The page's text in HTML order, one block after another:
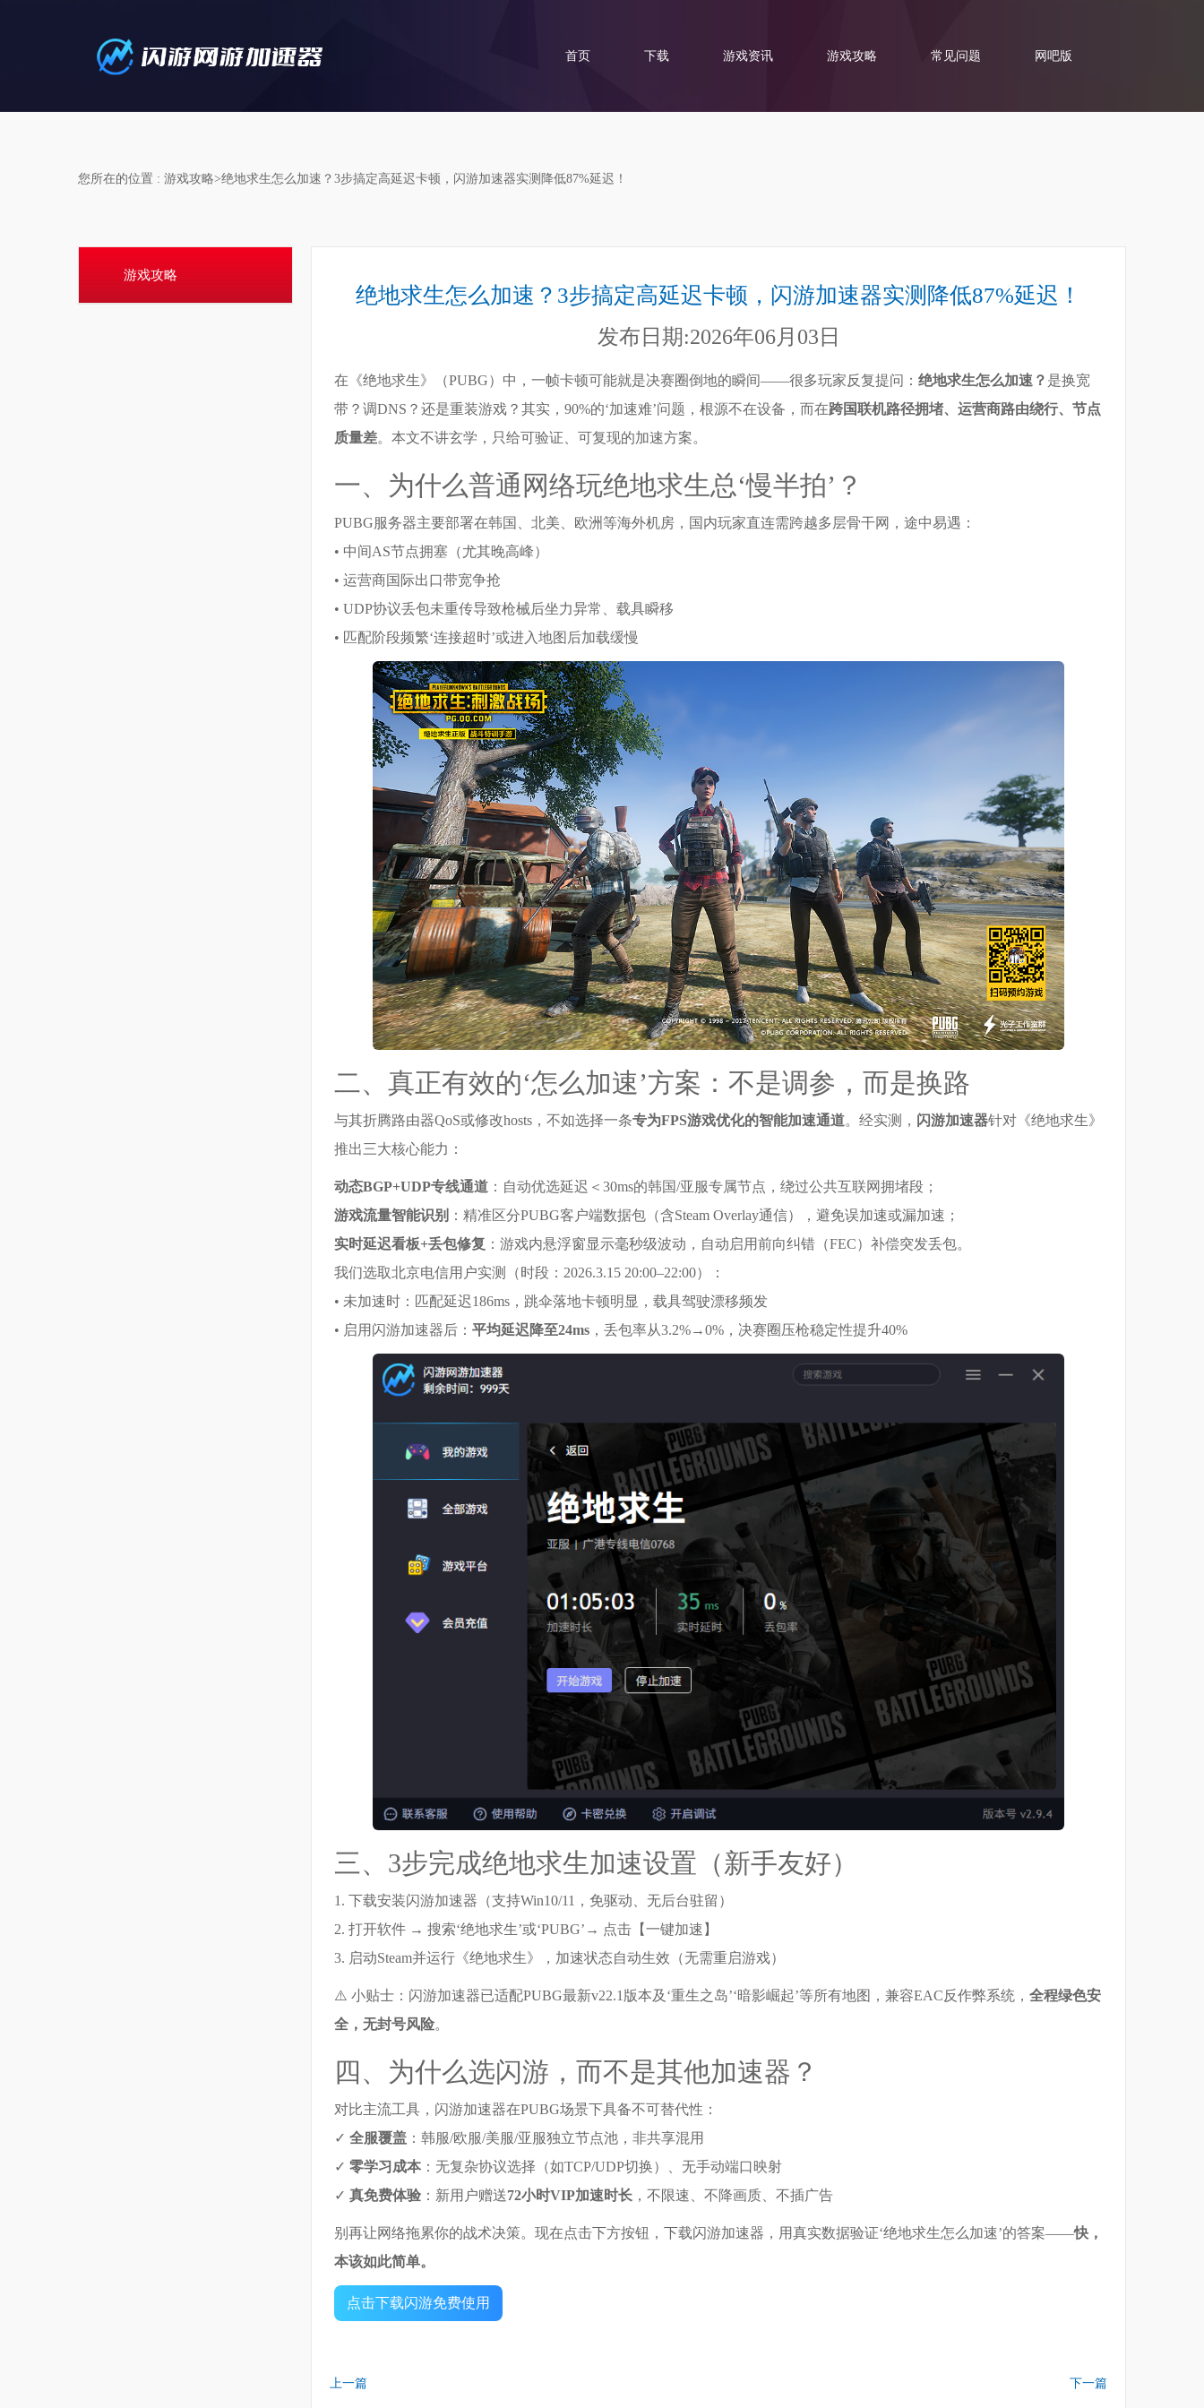
首页 下载 游戏资讯 游戏攻略 常见问题 网吧版
您所在的位置 : 游戏攻略>绝地求生怎么加速？3步搞定高延迟卡顿，闪游加速器实测降低87%延迟！
游戏攻略
绝地求生怎么加速？3步搞定高延迟卡顿，闪游加速器实测降低87%延迟！
发布日期:2026年06月03日
在《绝地求生》（PUBG）中，一帧卡顿可能就是决赛圈倒地的瞬间——很多玩家反复提问： 绝地求生怎么加速？ 是换宽
带？调DNS？还是重装游戏？其实，90%的‘加速难’问题，根源不在设备，而在跨国联机路径拥堵、运营商路由绕行、节点
质量差。本文不讲玄学，只给可验证、可复现的加速方案。
一、为什么普通网络玩绝地求生总‘慢半拍’？
PUBG服务器主要部署在韩国、北美、欧洲等海外机房，国内玩家直连需跨越多层骨干网，途中易遇：
• 中间AS节点拥塞（尤其晚高峰）
• 运营商国际出口带宽争抢
• UDP协议丢包未重传导致枪械后坐力异常、载具瞬移
• 匹配阶段频繁‘连接超时’或进入地图后加载缓慢
二、真正有效的‘怎么加速’方案：不是调参，而是换路
与其折腾路由器QoS或修改hosts，不如选择一条专为FPS游戏优化的智能加速通道。经实测， 闪游加速器针对《绝地求生》
推出三大核心能力：
动态BGP+UDP专线通道 ：自动优选延迟＜30ms的韩国/亚服专属节点，绕过公共互联网拥堵段；
游戏流量智能识别 ：精准区分PUBG客户端数据包（含Steam Overlay通信），避免误加速或漏加速；
实时延迟看板+丢包修复 ：游戏内悬浮窗显示毫秒级波动，自动启用前向纠错（FEC）补偿突发丢包。
我们选取北京电信用户实测（时段：2026.3.15 20:00–22:00）：
• 未加速时：匹配延迟186ms，跳伞落地卡顿明显，载具驾驶漂移频发
• 启用闪游加速器后： 平均延迟降至24ms ，丢包率从3.2%→0%，决赛圈压枪稳定性提升40%
三、3步完成绝地求生加速设置（新手友好）
1. 下载安装闪游加速器（支持Win10/11，免驱动、无后台驻留）
2. 打开软件 → 搜索‘绝地求生’或‘PUBG’→ 点击【一键加速】
3. 启动Steam并运行《绝地求生》，加速状态自动生效（无需重启游戏）
⚠️ 小贴士：闪游加速器已适配PUBG最新v22.1版本及‘重生之岛’‘暗影崛起’等所有地图，兼容EAC反作弊系统， 全程绿色安
全，无封号风险。
四、为什么选闪游，而不是其他加速器？
对比主流工具，闪游加速器在PUBG场景下具备不可替代性：
✓ 全服覆盖 ：韩服/欧服/美服/亚服独立节点池，非共享混用
✓ 零学习成本 ：无复杂协议选择（如TCP/UDP切换）、无手动端口映射
✓ 真免费体验 ：新用户赠送72小时VIP加速时长 ，不限速、不降画质、不插广告
别再让网络拖累你的战术决策。现在点击下方按钮，下载闪游加速器，用真实数据验证‘绝地求生怎么加速’的答案——快，
本该如此简单。
点击下载闪游免费使用
上一篇 下一篇